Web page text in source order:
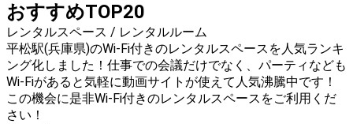
おすすめTOP20
レンタルスペース / レンタルルーム
平松駅(兵庫県)のWi-Fi付きのレンタルスペースを人気ランキ
ング化しました！仕事での会議だけでなく、パーティなども
Wi-Fiがあると気軽に動画サイトが使えて人気沸騰中です！
この機会に是非Wi-Fi付きのレンタルスペースをご利用くだ
さい！